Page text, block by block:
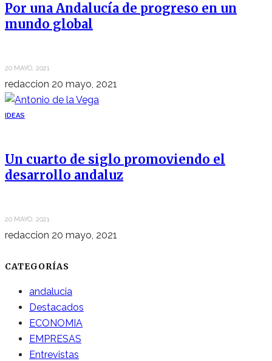
Por una Andalucía de progreso en un
mundo global
20 MAYO, 2021
redaccion 20 mayo, 2021
IDEAS
Un cuarto de siglo promoviendo el
desarrollo andaluz
20 MAYO, 2021
redaccion 20 mayo, 2021
CATEGORÍAS
andalucia
Destacados
ECONOMIA
EMPRESAS
Entrevistas